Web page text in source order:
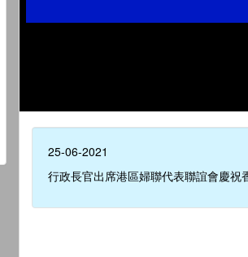
25-06-2021
行政長官出席港區婦聯代表聯誼會慶